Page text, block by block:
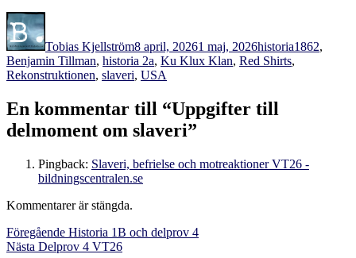
Tobias Kjellström8 april, 20261 maj, 2026historia1862,
Benjamin Tillman, historia 2a, Ku Klux Klan, Red Shirts,
Rekonstruktionen, slaveri, USA
En kommentar till “Uppgifter till
delmoment om slaveri”
Pingback: Slaveri, befrielse och motreaktioner VT26 -
bildningscentralen.se
Kommentarer är stängda.
Inläggsnavigering
Föregående Föregående
inlägg:
Historia 1B och delprov 4
Nästa Nästa
Delprov 4 VT26